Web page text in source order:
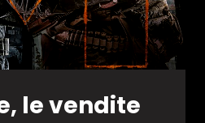
le vendite